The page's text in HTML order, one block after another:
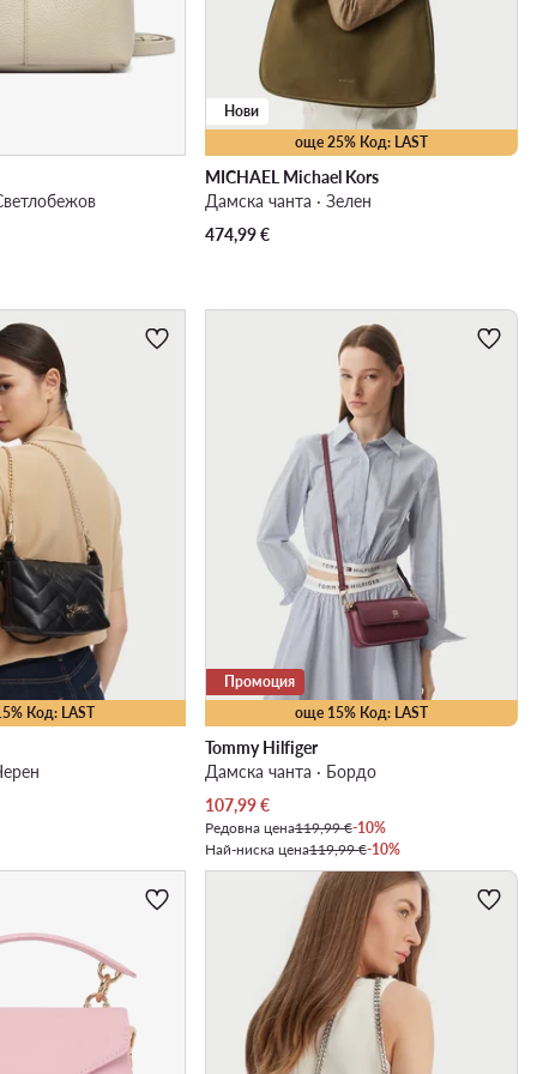
още 25% Код: LAST
Нови
MICHAEL Michael Kors
Дамска чанта · Зелен
474,99€
Код: LAST още 15% Код: LAST
Промоция
Tommy Hilfiger
Дамска чанта · Бордо
Актуална цена
107,99€
Редовна цена119,99 €-10%
Най-ниска цена119,99 €-10%